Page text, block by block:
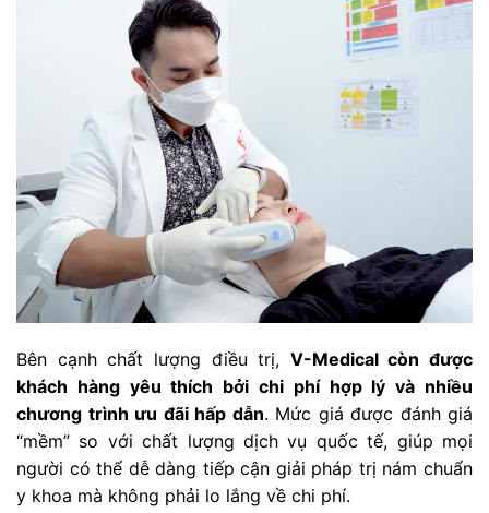
Bên cạnh chất lượng điều trị, V-Medical còn được
khách hàng yêu thích bởi chi phí hợp lý và nhiều
chương trình ưu đãi hấp dẫn. Mức giá được đánh giá
“mềm” so với chất lượng dịch vụ quốc tế, giúp mọi
người có thể dễ dàng tiếp cận giải pháp trị nám chuẩn
y khoa mà không phải lo lắng về chi phí.